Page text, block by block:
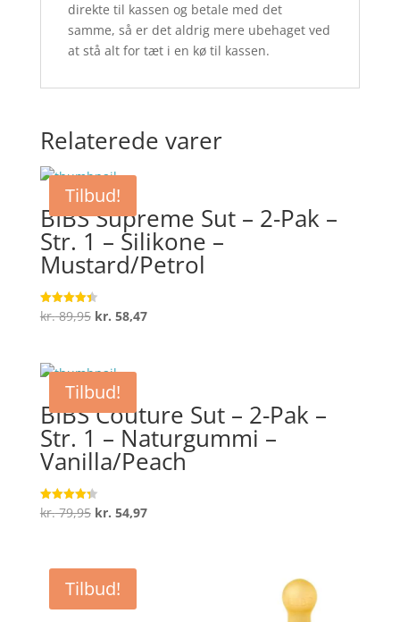
direkte til kassen og betale med det
samme, så er det aldrig mere ubehaget ved
at stå alt for tæt i en kø til kassen.
Relaterede varer
Tilbud!
BIBS Supreme Sut – 2-Pak –
Str. 1 – Silikone –
Mustard/Petrol
Vurderet
4.4
kr.89,95 Den
var:
kr. 89,95.
kr. 58,47Den
Tilbud!
BIBS Couture Sut – 2-Pak –
Str. 1 – Naturgummi –
Vanilla/Peach
Vurderet
4.3
kr.79,95 Den
var:
kr. 79,95.
kr. 54,97Den
Tilbud!